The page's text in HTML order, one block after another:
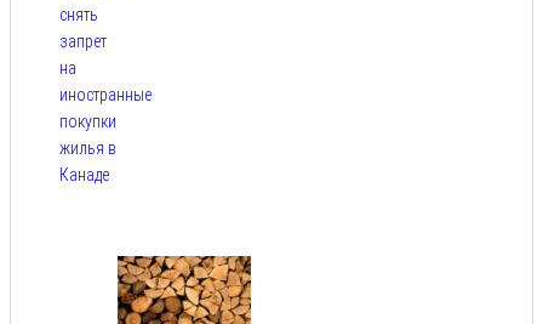
снять
запрет
на
иностранные
покупки
жилья в
Канаде